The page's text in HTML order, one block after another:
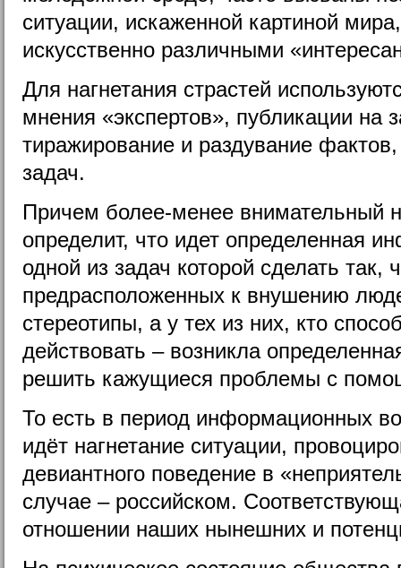
ситуации, искаженной картиной
искусственно различными
Для нагнетания страстей
мнения «экспертов», публикации на
тиражирование и раздувание
задач.
Причем более-менее внимательный
определит, что идет определенная
одной из задач которой сделать так,
предрасположенных к внушению
стереотипы, а у тех из них, кто
действовать – возникла
решить кажущиеся проблемы с
То есть в период информационных
идёт нагнетание ситуации,
девиантного поведение в
случае – российском.
отношении наших нынешних и